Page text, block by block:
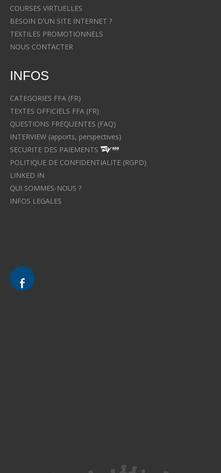
COURSES VIRTUELLES
BESOIN D'UN SITE INTERNET ?
TEXTILES PROMOTIONNELS
NOUS CONTACTER
INFOS
CATEGORIES FFA (FR)
TEXTES OFFICIELS FFA (FR)
QUESTIONS FREQUENTES (FAQ)
INTERVIEW (apports, perspectives)
SECURITE DES PAIEMENTS
POLITIQUE DE CONFIDENTIALITE (RGPD)
LINKED IN
QUI SOMMES-NOUS ?
INFOS LEGALES